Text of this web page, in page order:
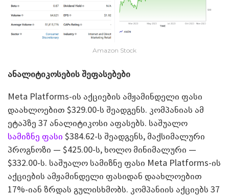
Amazon Stock
ანალიტიკოსების შეფასებები
Meta Platforms-ის აქციების ამჟამინდელი ფასი
დაახლოებით $329.00-ს შეადგენს. კომპანიას ამ
ეტაპზე 37 ანალიტიკოსი აფასებს. საშუალო
სამიზნე ფასი $384.62-ს შეადგენს, მაქსიმალური
პროგნოზი — $425.00-ს, ხოლო მინიმალური —
$332.00-ს. საშუალო სამიზნე ფასი Meta Platforms-ის
აქციების ამჟამინდელი ფასიდან დაახლოებით
17%-იან ზრდას გულისხმობს. კომპანიის აქციებს 37